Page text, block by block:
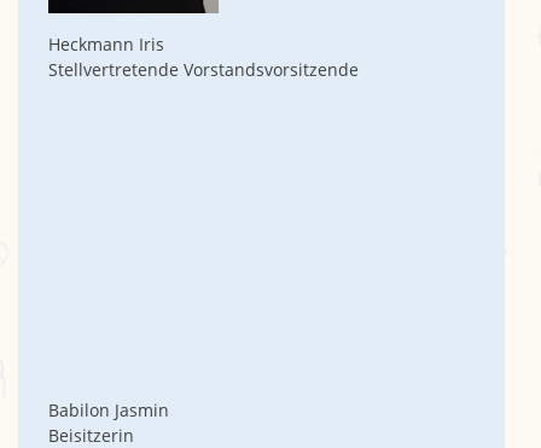
Heckmann Iris
Stellvertretende Vorstandsvorsitzende
Babilon Jasmin
Beisitzerin